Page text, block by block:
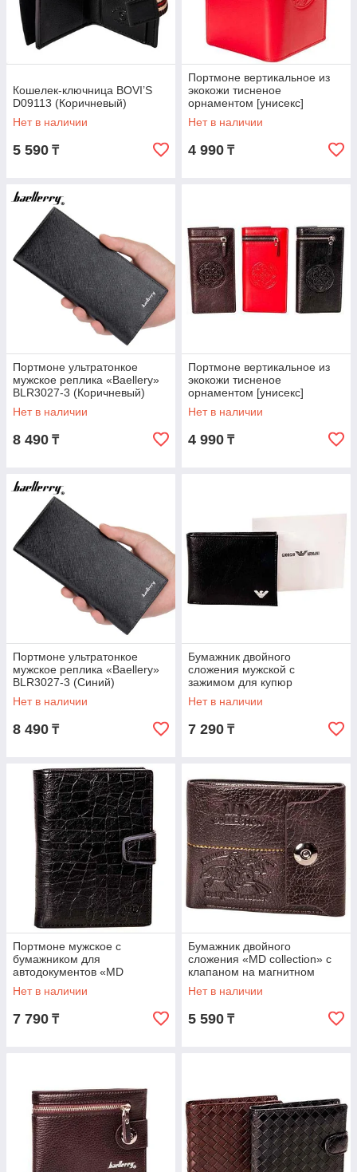
Кошелек-ключница BOVI’S
D09113 (Коричневый)
Нет в наличии
5 590 ₸
Портмоне вертикальное из
экокожи тисненое
орнаментом [унисекс]
(Красный)
Нет в наличии
4 990 ₸
Портмоне ультратонкое
мужское реплика «Baellery»
BLR3027-3 (Коричневый)
Нет в наличии
8 490 ₸
Портмоне вертикальное из
экокожи тисненое
орнаментом [унисекс]
(Кофейный)
Нет в наличии
4 990 ₸
Портмоне ультратонкое
мужское реплика «Baellery»
BLR3027-3 (Синий)
Нет в наличии
8 490 ₸
Бумажник двойного
сложения мужской с
зажимом для купюр
GIORGIO ARMANI
Нет в наличии
7 290 ₸
Портмоне мужское с
бумажником для
автодокументов «MD
collection»
Нет в наличии
7 790 ₸
Бумажник двойного
сложения «MD collection» с
клапаном на магнитном
замке
Нет в наличии
5 590 ₸